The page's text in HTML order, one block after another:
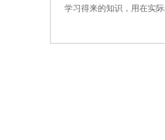
学习得来的知识，用在实